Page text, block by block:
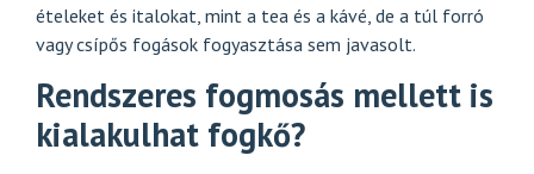
ételeket és italokat, mint a tea és a kávé, de a túl forró
vagy csípős fogások fogyasztása sem javasolt.
Rendszeres fogmosás mellett is
kialakulhat fogkő?